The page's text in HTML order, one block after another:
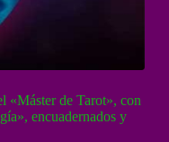
«Máster de Tarot», con
encuadernados y